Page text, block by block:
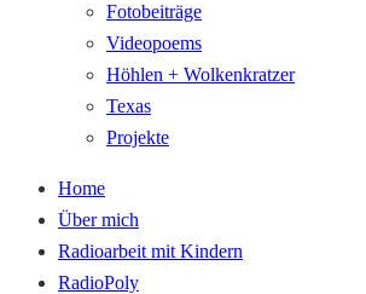
Fotobeiträge
Videopoems
Höhlen + Wolkenkratzer
Texas
Projekte
Home
Über mich
Radioarbeit mit Kindern
RadioPoly